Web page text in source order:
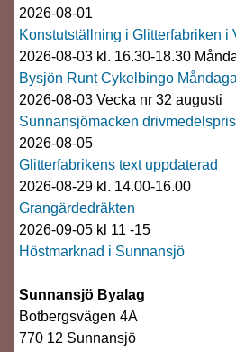
2026-08-01
Konstutställning i Glitterfabriken i
2026-08-03 kl. 16.30-18.30
Bysjön Runt Cykelbingo
2026-08-03 Vecka nr 32 augusti
Sunnansjömacken
2026-08-05
Glitterfabrikens text uppdaterad
2026-08-29 kl. 14.00-16.00
Grangärdedräkten
2026-09-05 kl 11 -15
Höstmarknad i Sunnansjö
Sunnansjö Byalag
Botbergsvägen 4A
770 12 Sunnansjö